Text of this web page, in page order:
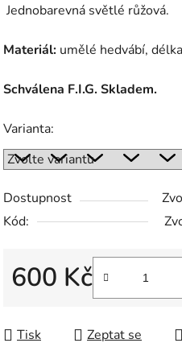
zJednobarevná světlé růžová.
Materiál: umělé hedvábí, délka
Schválena F.I.G. Skladem.
Varianta:
Dostupnost
Kód:
600 Kč
Tisk Zeptat se